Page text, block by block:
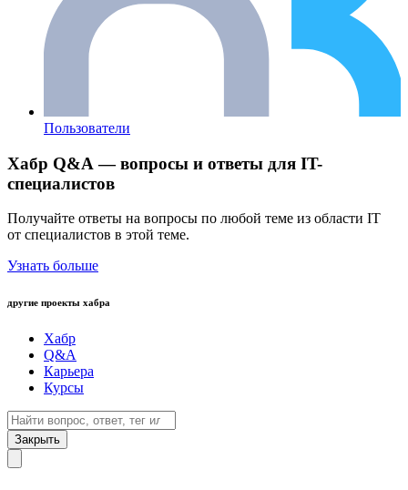
Пользователи
Хабр Q&A — вопросы и ответы для IT-
специалистов
Получайте ответы на вопросы по любой теме из области IT
от специалистов в этой теме.
Узнать больше
другие проекты хабра
Хабр
Q&A
Карьера
Курсы
Закрыть